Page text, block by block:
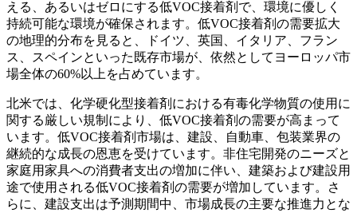
える、あるいはゼロにする低VOC接着剤で、環境に優しく
持続可能な環境が確保されます。低VOC接着剤の需要拡大
の地理的分布を見ると、ドイツ、英国、イタリア、フラン
ス、スペインといった既存市場が、依然としてヨーロッパ市
場全体の60%以上を占めています。
北米では、化学硬化型接着剤における有毒化学物質の使用に
関する厳しい規制により、低VOC接着剤の需要が高まって
います。低VOC接着剤市場は、建設、自動車、包装業界の
継続的な成長の恩恵を受けています。非住宅開発のニーズと
家庭用家具への消費者支出の増加に伴い、建築および建設用
途で使用される低VOC接着剤の需要が増加しています。さ
らに、建設支出は予測期間中、市場成長の主要な推進力とな